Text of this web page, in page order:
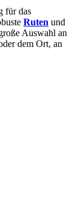
für das
Ruten und
Auswahl an
dem Ort, an